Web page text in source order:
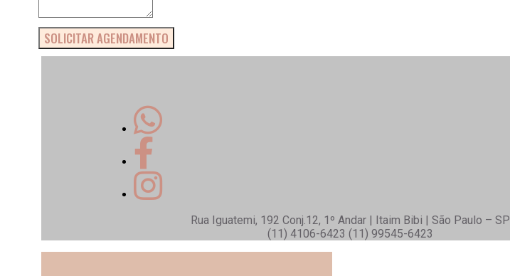
SOLICITAR AGENDAMENTO
Rua Iguatemi, 192 Conj.12, 1º Andar | Itaim Bibi | São Paulo – SP
​(11) 4106-6423 (11) 99545-6423